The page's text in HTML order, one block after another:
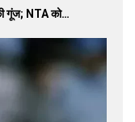
गूंज; NTA को…